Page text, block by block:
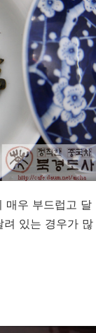
매우 부드럽고 달
려 있는 경우가 많